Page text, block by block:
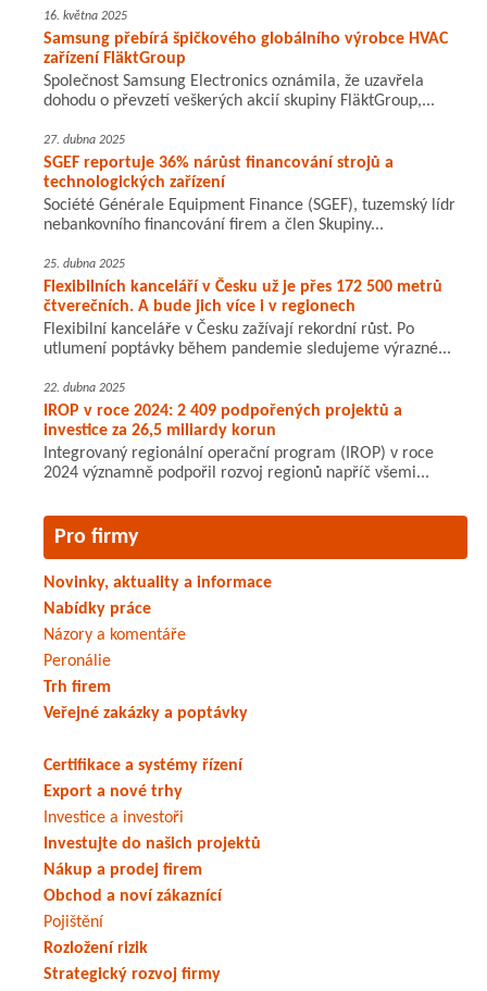
16. května 2025
Samsung přebírá špičkového globálního výrobce HVAC
zařízení FläktGroup
Společnost Samsung Electronics oznámila, že uzavřela
dohodu o převzetí veškerých akcií skupiny FläktGroup,...
27. dubna 2025
SGEF reportuje 36% nárůst financování strojů a
technologických zařízení
Société Générale Equipment Finance (SGEF), tuzemský lídr
nebankovního financování firem a člen Skupiny...
25. dubna 2025
Flexibilních kanceláří v Česku už je přes 172 500 metrů
čtverečních. A bude jich více i v regionech
Flexibilní kanceláře v Česku zažívají rekordní růst. Po
utlumení poptávky během pandemie sledujeme výrazné...
22. dubna 2025
IROP v roce 2024: 2 409 podpořených projektů a
investice za 26,5 miliardy korun
Integrovaný regionální operační program (IROP) v roce
2024 významně podpořil rozvoj regionů napříč všemi...
Pro firmy
Novinky, aktuality a informace
Nabídky práce
Názory a komentáře
Peronálie
Trh firem
Veřejné zakázky a poptávky
Certifikace a systémy řízení
Export a nové trhy
Investice a investoři
Investujte do našich projektů
Nákup a prodej firem
Obchod a noví zákaznící
Pojištění
Rozložení rizik
Strategický rozvoj firmy